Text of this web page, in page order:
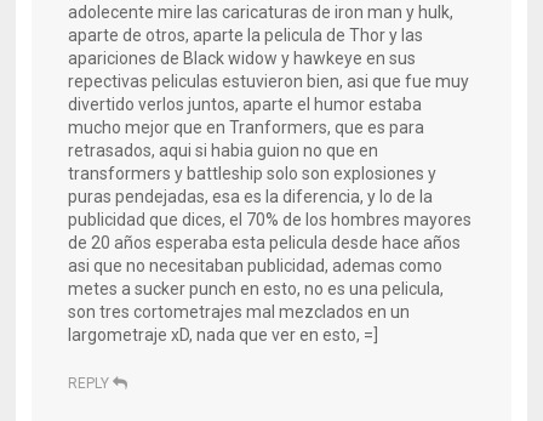
adolecente mire las caricaturas de iron man y hulk,
aparte de otros, aparte la pelicula de Thor y las
apariciones de Black widow y hawkeye en sus
repectivas peliculas estuvieron bien, asi que fue muy
divertido verlos juntos, aparte el humor estaba
mucho mejor que en Tranformers, que es para
retrasados, aqui si habia guion no que en
transformers y battleship solo son explosiones y
puras pendejadas, esa es la diferencia, y lo de la
publicidad que dices, el 70% de los hombres mayores
de 20 años esperaba esta pelicula desde hace años
asi que no necesitaban publicidad, ademas como
metes a sucker punch en esto, no es una pelicula,
son tres cortometrajes mal mezclados en un
largometraje xD, nada que ver en esto, =]
REPLY